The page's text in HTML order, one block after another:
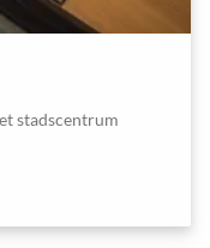
stadscentrum